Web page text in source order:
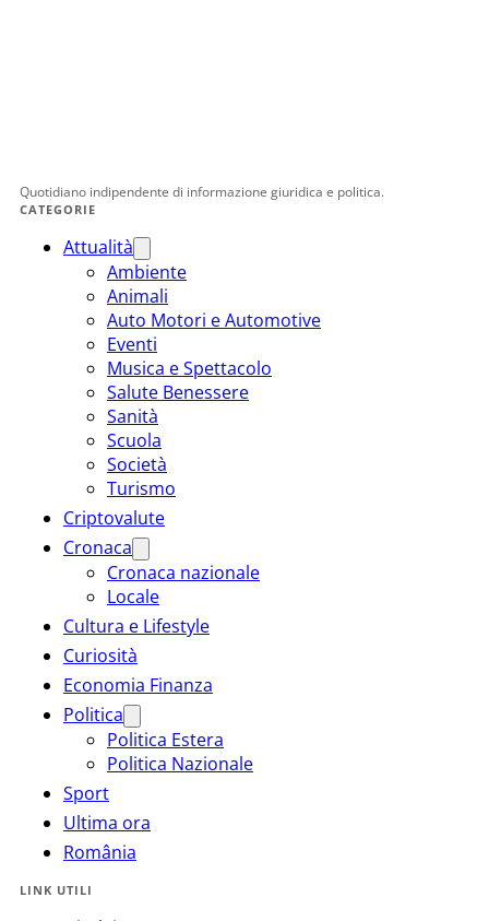
Quotidiano indipendente di informazione giuridica e politica.
CATEGORIE
Attualità
Ambiente
Animali
Auto Motori e Automotive
Eventi
Musica e Spettacolo
Salute Benessere
Sanità
Scuola
Società
Turismo
Criptovalute
Cronaca
Cronaca nazionale
Locale
Cultura e Lifestyle
Curiosità
Economia Finanza
Politica
Politica Estera
Politica Nazionale
Sport
Ultima ora
România
LINK UTILI